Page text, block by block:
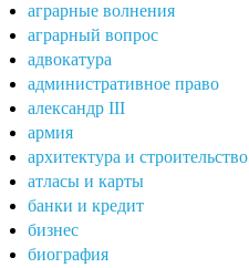
аграрные волнения
аграрный вопрос
адвокатура
административное право
александр III
армия
архитектура и строительство
атласы и карты
банки и кредит
бизнес
биография